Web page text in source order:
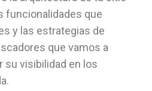
funcionalidades que
y las estrategias de
que vamos a
su visibilidad en los